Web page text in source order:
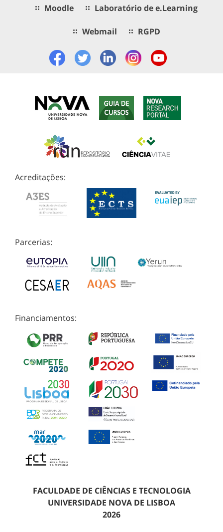
Moodle Laboratório de e.Learning
Webmail RGPD
Acreditações:
Parcerias:
Financiamentos:
FACULDADE DE CIÊNCIAS E TECNOLOGIA
UNIVERSIDADE NOVA DE LISBOA
2026